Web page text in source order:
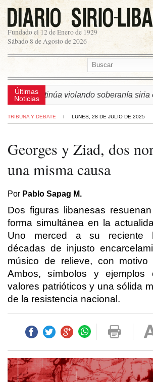
Fundado el 12 de Enero de 1929
Sábado 8 de Agosto de 2026
Últimas
Noticias
continúa violando soberanía siria en
TRIBUNA Y DEBATE LUNES, 28 DE JULIO DE 2025
Georges y Ziad, dos
una misma causa
Por Pablo Sapag M.
Dos figuras libanesas
forma simultánea en la
Uno merced a su reciente
décadas de injusto
músico de relieve, con
Ambos, símbolos y ejemplos
valores patrióticos y una sólida
de la resistencia nacional.